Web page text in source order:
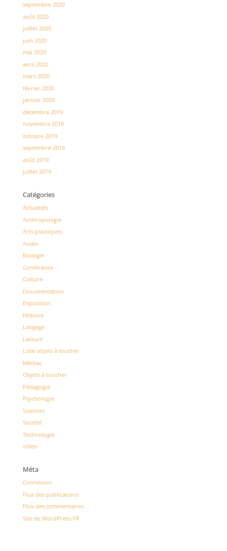
septembre 2020
août 2020
juillet 2020
juin 2020
mai 2020
avril 2020
mars 2020
février 2020
janvier 2020
décembre 2019
novembre 2019
octobre 2019
septembre 2019
août 2019
juillet 2019
Catégories
Actualités
Anthropologie
Arts plastiques
Audio
Biologie
Conférence
Culture
Documentation
Exposition
Histoire
Langage
Lecture
Liste objets à toucher
Médias
Objets à toucher
Pédagogie
Psychologie
Sciences
Société
Technologie
video
Méta
Connexion
Flux des publications
Flux des commentaires
Site de WordPress-FR